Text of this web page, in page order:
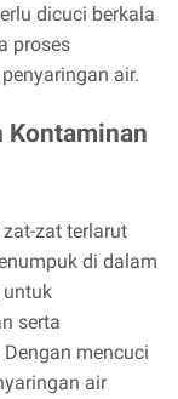
dicuci berkala
proses
air.
Kontaminan
zat terlarut
di dalam
untuk
serta
mencuci
air